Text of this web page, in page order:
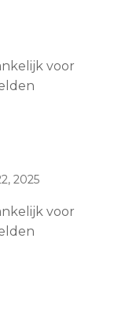
voor
2025
voor